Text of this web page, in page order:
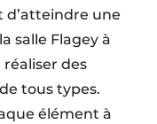
d’atteindre une
salle Flagey à
des
tous types.
élément à